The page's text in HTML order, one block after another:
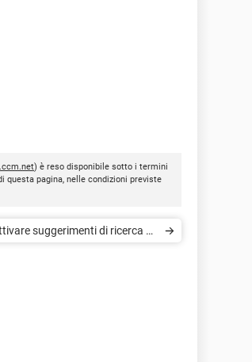
) è reso disponibile sotto i termini
questa pagina, nelle condizioni previste
suggerimenti di ricerca su